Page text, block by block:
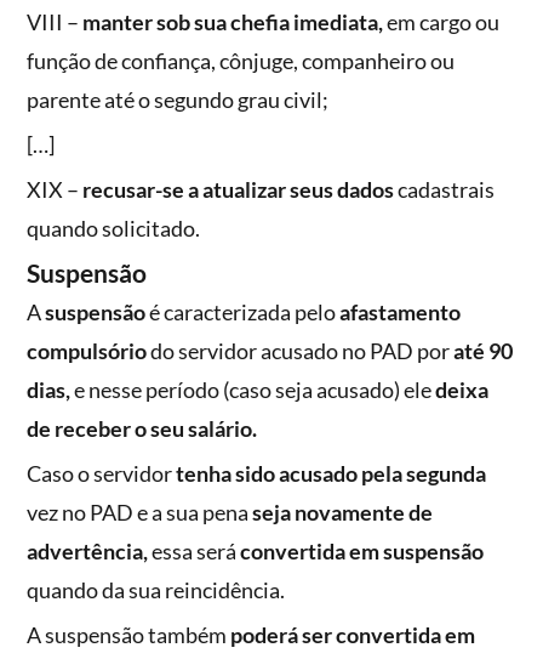
VIII – manter sob sua chefia imediata,em cargo ou
função de confiança, cônjuge, companheiro ou
parente até o segundo grau civil;
[…]
XIX – recusar-se a atualizar seus dadoscadastrais
quando solicitado.
Suspensão
Asuspensãoé caracterizada peloafastamento
compulsóriodo servidor acusado no PAD poraté 90
dias,e nesse período (caso seja acusado) eledeixa
de receber o seu salário.
Caso o servidortenha sido acusado pela segunda
vez no PAD e a sua penaseja novamente de
advertência,essa seráconvertida em suspensão
quando da sua reincidência.
A suspensão também poderá ser convertida em